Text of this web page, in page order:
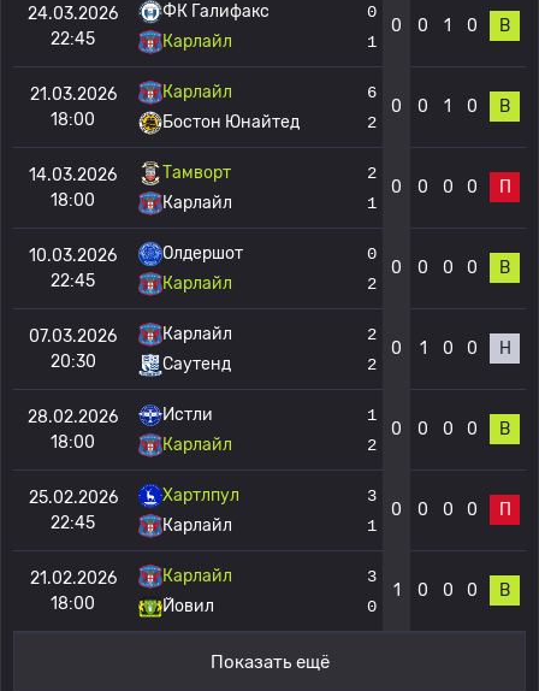
24.03.2026
22:45
ФК Галифакс
Карлайл
0
1
0 0 1 0 В
21.03.2026
18:00
Карлайл
Бостон Юнайтед
6
2
0 0 1 0 В
14.03.2026
18:00
Тамворт
Карлайл
2
1
0 0 0 0 П
10.03.2026
22:45
Олдершот
Карлайл
0
2
0 0 0 0 В
07.03.2026
20:30
Карлайл
Саутенд
2
2
0 1 0 0 Н
28.02.2026
18:00
Истли
Карлайл
1
2
0 0 0 0 В
25.02.2026
22:45
Хартлпул
Карлайл
3
1
0 0 0 0 П
21.02.2026
18:00
Карлайл
Йовил
3
0
1 0 0 0 В
Показать ещё